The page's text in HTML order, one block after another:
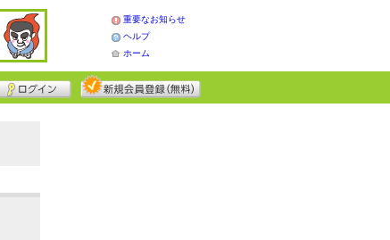
重要なお知らせ
ヘルプ
ホーム